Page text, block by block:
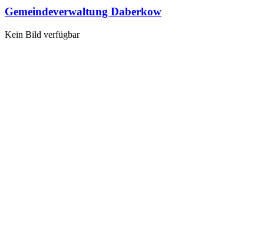
Gemeindeverwaltung Daberkow
Kein Bild verfügbar